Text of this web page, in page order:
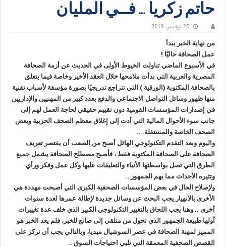
حاتم زكريا … فــي المليان
25 نوفمبر، 2018
من نهاية الخبر يبدأ
عمل الصحافة حاليًا !
في الأسبوع الماضي تناولت الخيوط الأولى في الحديث عن أزمة الصحافة
المصرية والعربية التي بدأت ملامحها خلال العقد الأخير وخاصة فيما يتعلق
بالصحافة المكتوبة (الورقية ) التي تتراجع تدريجيًا بصورة مؤسفة لأسباب تقنية
منها ظهور وسائل التواصل الاجتماعي والدفع بعدد كبير من المهنيين والإداريين
في إصدارات المؤسسات القومية دون تقييم حقيقي لحاجة العمل لهم إلى
جانب سوء الأحوال المالية التي أدت إلى إغلاق معظم الصحف الحزبية وبعض
الصحف الخاصة والمستقلة. ..
واليوم وبعد التقدم التكنولوجي الهائل أصبح من الصعب أن يقتصر تعريف
الصحافة على الصحافة المكتوبة فقط ، فأصبح مصطلح الصحافة يشمل جميع
الطرق التي تصل بواسطتها الأنباء والتعليقات عليها وكل عمل وفكر ورأي
وتثيره الأحداث مما يهم الجمهور ..
ولإصلاح الحال في بعض المؤسسات الصحفية الكبرى التي أصبحت مهددة هي
الأخرى بالانهيار يجب البحث عن وسائل جديدة لإطالة عمرها لعدة سنوات
أخرى .. وهنا يجب اللحاق بالتغيير التكنولوجي الكبير الذي خلف عدة تغييرات
أولها طبيعة الجمهور الذي تحول من متلقي إلى صانع للخبر، فلم يعد الخبر هو
المميز لمهنة الصحافة في عصر السوشيال ميديا، وبالتالي يجب أن نركز على
القصص الصحفية المعمقة التي تلبي احتياجات السوق ..